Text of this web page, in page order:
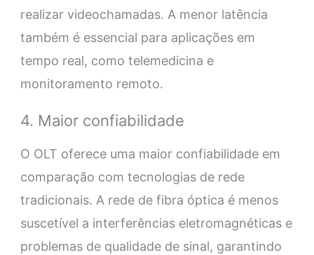
realizar videochamadas. A menor latência
também é essencial para aplicações em
tempo real, como telemedicina e
monitoramento remoto.
4. Maior confiabilidade
O OLT oferece uma maior confiabilidade em
comparação com tecnologias de rede
tradicionais. A rede de fibra óptica é menos
suscetível a interferências eletromagnéticas e
problemas de qualidade de sinal, garantindo